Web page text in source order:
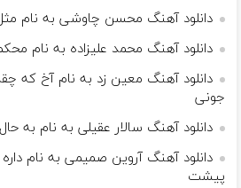
دانلود آهنگ محسن چاوشی به نام
دانلود آهنگ محمد علیزاده به نام
دانلود آهنگ معین زد به نام آخ که
جونی
دانلود آهنگ سالار عقیلی به نام به حال
دانلود آهنگ آروین صمیمی به نام
پیشت